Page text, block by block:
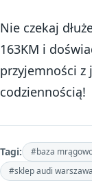
Nie czekaj
163KM i
przyjemności z
codziennością!
Tagi: #baza
#sklep audi warszawa